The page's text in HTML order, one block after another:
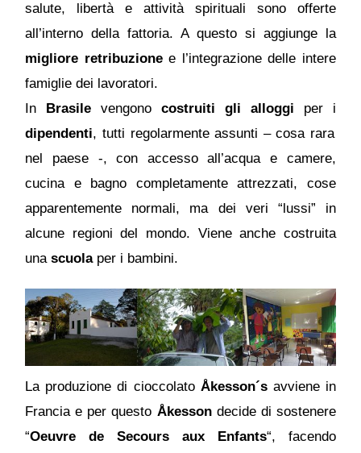
salute, libertà e attività spirituali sono offerte
all’interno della fattoria. A questo si aggiunge la
migliore retribuzionee l’integrazione delle intere
famiglie dei lavoratori.
In Brasilevengono costruiti gli alloggi per i
dipendenti, tutti regolarmente assunti – cosa rara
nel paese -, con accesso all’acqua e camere,
cucina e bagno completamente attrezzati, cose
apparentemente normali, ma dei veri “lussi” in
alcune regioni del mondo. Viene anche costruita
unascuolaper i bambini.
La produzione di cioccolato Åkesson´s avviene in
Francia e per questo Åkessondecide di sostenere
“Oeuvre de Secours aux Enfants“, facendo